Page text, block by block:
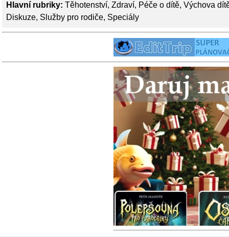
Hlavní rubriky: Těhotenství, Zdraví, Péče o dítě, Výchova
Diskuze, Služby pro rodiče, Speciály